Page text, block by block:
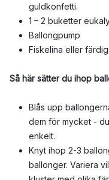
guldkonfetti.
1 – 2 buketter
Ballongpump
Fiskelina eller
Så här sätter du ihop
Blås upp
dem för mycket -
enkelt.
Knyt ihop 2-3
ballonger. Variera